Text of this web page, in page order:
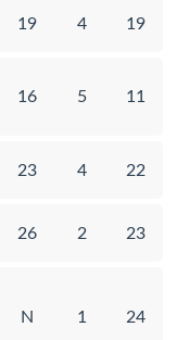
19 4 19
16 5 11
23 4 22
26 2 23
N 1 24